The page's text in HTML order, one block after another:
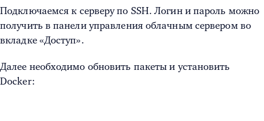
Подключаемся к серверу по SSH. Логин и пароль можно
получить в панели управления облачным сервером во
вкладке «Доступ».
Далее необходимо обновить пакеты и установить
Docker: